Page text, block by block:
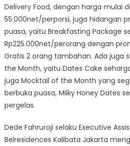
Delivery Food, dengan harga mulai
55.000net/perporsi, juga hidangan
puasa, yaitu Breakfasting Package
Rp225.000net/perorang dengan
Gratis 2 orang tambahan. Ada juga
the Month, yaitu Dates Cake
juga Mocktail of the Month yang
berbuka puasa, Milky Honey Dates
pergelas.
Dede Fahruroji selaku Executive
Belresidences Kalibata Jakarta